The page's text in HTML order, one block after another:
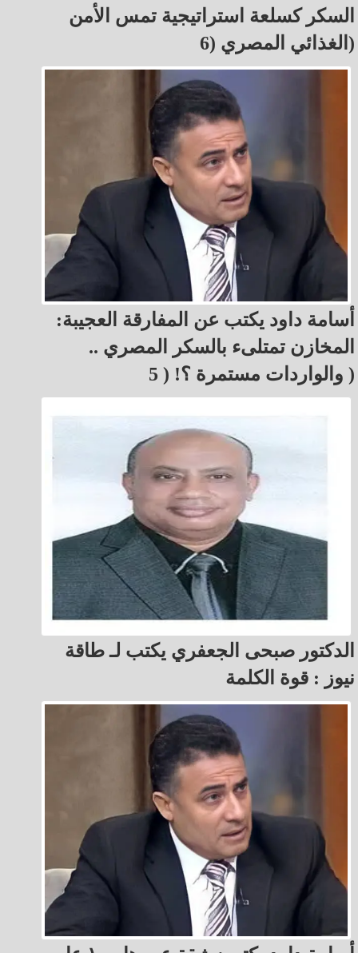
السكر كسلعة استراتيجية تمس الأمن
الغذائي المصري (6)
أسامة داود يكتب عن المفارقة العجيبة:
المخازن تمتلىء بالسكر المصري ..
والواردات مستمرة ؟! ( 5 )
الدكتور صبحى الجعفري يكتب لـ طاقة
نيوز : قوة الكلمة